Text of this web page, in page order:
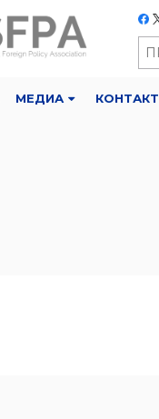
МЕДИА КОНТАКТ